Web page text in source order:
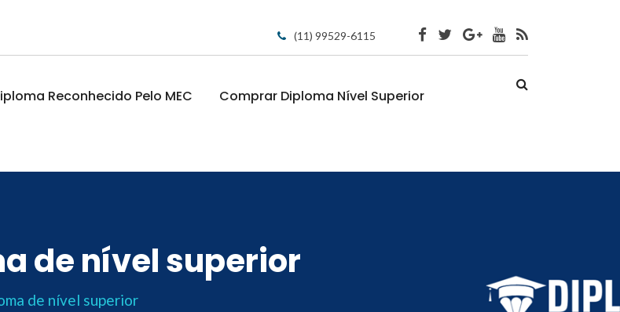
(11) 99529-6115
Reconhecido Pelo MEC Comprar Diploma Nível Superior
de nível superior
de nível superior